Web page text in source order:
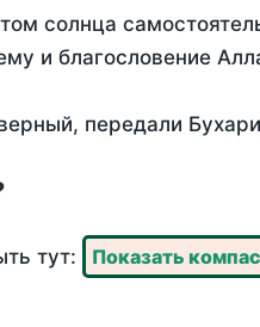
солнца
и благословение
передали
тут: Показать